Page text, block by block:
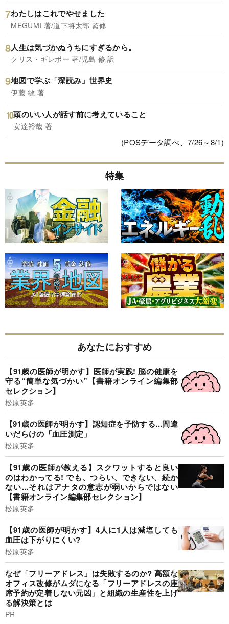
わたしはこれでやせました
MEGUMI 著/道下将太郎 監修
人生は気づかぬうちにすぎるから。
クリス・ギレボー 著/児島 修 訳
地図で学ぶ「深読み」世界史
伊藤 敏 著
頭のいい人が話す前に考えていること
安達裕哉 著
(POSデータ調べ、7/26～8/1)
特集
あなたにおすすめ
【91歳の医師が明かす】医師が実践! 脳の健康を
守る“簡単な気づかい”【書籍オンライン編集部
セレクション】
松原英多
【91歳の医師が明かす】認知症を予防する...間違
いだらけの「血圧測定」
松原英多
【91歳の医師が教える】スクワットすると良い
のはわかってる! でも、つらい、できない、続か
ない...それはアナタの意志が弱いからではない
【書籍オンライン編集部セレクション】
松原英多
【91歳の医師が明かす】4人に1人は減塩しても
血圧は下がりにくい?
松原英多
なぜ「フリーアドレス」は失敗するのか? 高額な
オフィス改修がムダになる「フリーアドレスの座
席予約が定着しない元凶」と組織の生産性を上げ
る解決策とは
PR